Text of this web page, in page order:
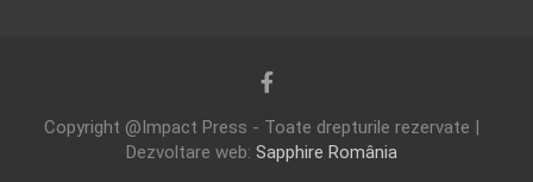
Copyright @Impact Press - Toate drepturile rezervate |
Dezvoltare web: Sapphire România